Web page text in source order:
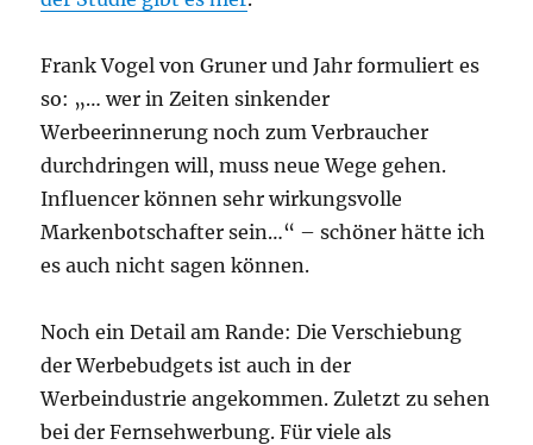
Frank Vogel von Gruner und Jahr formuliert es
so: „… wer in Zeiten sinkender
Werbeerinnerung noch zum Verbraucher
durchdringen will, muss neue Wege gehen.
Influencer können sehr wirkungsvolle
Markenbotschafter sein…“ – schöner hätte ich
es auch nicht sagen können.
Noch ein Detail am Rande: Die Verschiebung
der Werbebudgets ist auch in der
Werbeindustrie angekommen. Zuletzt zu sehen
bei der Fernsehwerbung. Für viele als